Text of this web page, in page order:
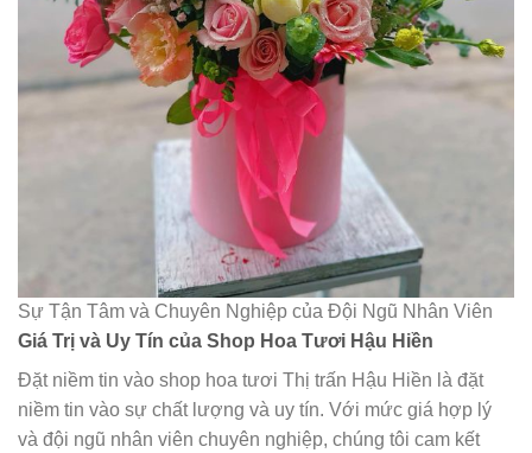
Sự Tận Tâm và Chuyên Nghiệp của Đội Ngũ Nhân Viên
Giá Trị và Uy Tín của Shop Hoa Tươi Hậu Hiền
Đặt niềm tin vào shop hoa tươi Thị trấn Hậu Hiền là đặt
niềm tin vào sự chất lượng và uy tín. Với mức giá hợp lý
và đội ngũ nhân viên chuyên nghiệp, chúng tôi cam kết